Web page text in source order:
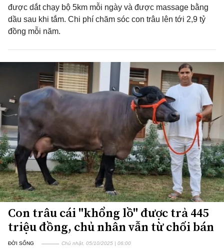
được dắt chạy bộ 5km mỗi ngày và được massage bằng
dầu sau khi tắm. Chi phí chăm sóc con trâu lên tới 2,9 tỷ
đồng mỗi năm.
Con trâu cái "khổng lồ" được trả 445
triệu đồng, chủ nhân vẫn từ chối bán
ĐỜI SỐNG Chủ nhật, 05/10/2025 | 06:00